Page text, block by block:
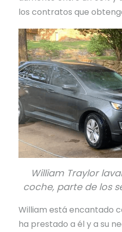
los contratos que
William Traylor
coche, parte de los
William está encantado
ha prestado a él y a su